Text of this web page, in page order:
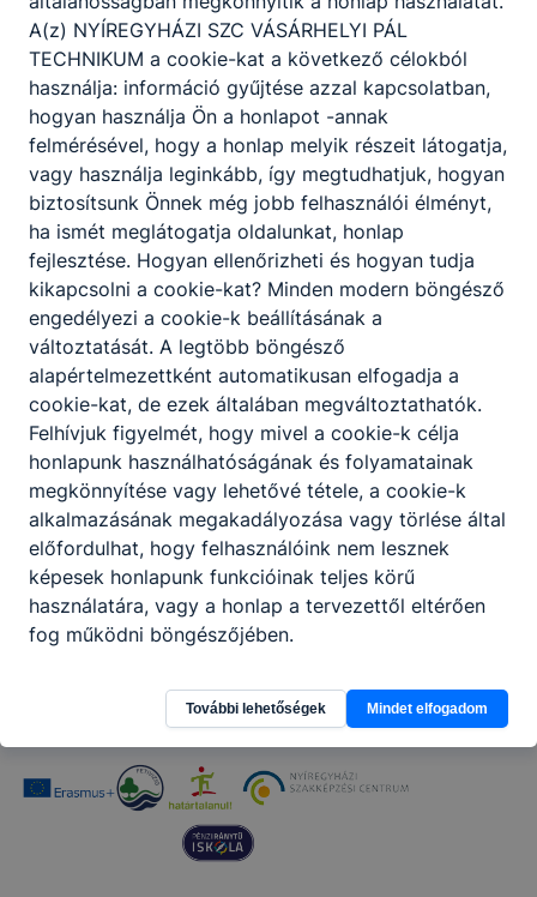
Érettségi 2026
👩‍🎓🎊Szeretettel gratulálunk a 13. A
osztály technikusainak is, és további sok
sikert kívánunk!🧑‍🎓🎊👏👏🥳🥳
2026. jún. 25. .
Partnereink
A(z) NYÍREGYHÁZI SZC VÁSÁRHELYI PÁL
TECHNIKUM a cookie-kat a következő célokból
használja: információ gyűjtése azzal kapcsolatban,
hogyan használja Ön a honlapot -annak
felmérésével, hogy a honlap melyik részeit látogatja,
vagy használja leginkább, így megtudhatjuk, hogyan
biztosítsunk Önnek még jobb felhasználói élményt,
ha ismét meglátogatja oldalunkat, honlap
fejlesztése. Hogyan ellenőrizheti és hogyan tudja
kikapcsolni a cookie-kat? Minden modern böngésző
engedélyezi a cookie-k beállításának a
változtatását. A legtöbb böngésző
alapértelmezettként automatikusan elfogadja a
cookie-kat, de ezek általában megváltoztathatók.
Felhívjuk figyelmét, hogy mivel a cookie-k célja
honlapunk használhatóságának és folyamatainak
megkönnyítése vagy lehetővé tétele, a cookie-k
alkalmazásának megakadályozása vagy törlése által
előfordulhat, hogy felhasználóink nem lesznek
képesek honlapunk funkcióinak teljes körű
használatára, vagy a honlap a tervezettől eltérően
fog működni böngészőjében.
További lehetőségek Mindet elfogadom